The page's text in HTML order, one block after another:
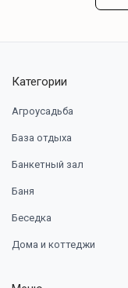
Категории
Агроусадьба
База отдыха
Банкетный зал
Баня
Беседка
Дома и коттеджи